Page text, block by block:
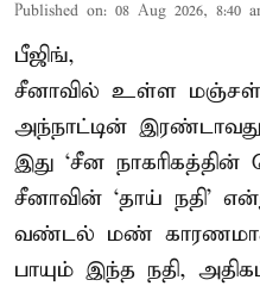
Published on: 08 Aug 2026, 8:40
பீஜிங்,
சீனாவில் உள்ள மஞ்சள்
அந்நாட்டின் இரண்டாவது
இது ‘சீன நாகரிகத்தின்
சீனாவின் ‘தாய் நதி’
வண்டல் மண்
பாயும் இந்த நதி,